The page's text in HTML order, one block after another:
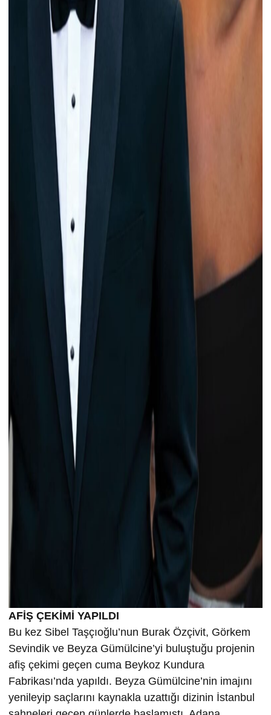
AFİŞ ÇEKİMİ YAPILDI
Bu kez Sibel Taşçıoğlu’nun Burak Özçivit, Görkem
Sevindik ve Beyza Gümülcine’yi buluştuğu projenin
afiş çekimi geçen cuma Beykoz Kundura
Fabrikası’nda yapıldı. Beyza Gümülcine’nin imajını
yenileyip saçlarını kaynakla uzattığı dizinin İstanbul